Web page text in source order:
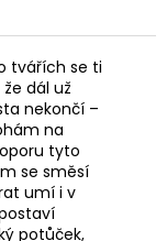
tvářích se ti
dál už
nekončí –
na
tyto
se směsí
umí i v
potůček,